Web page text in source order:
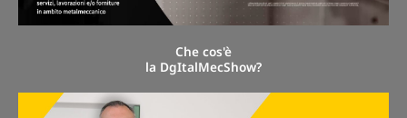
Che cos'è
la DgItalMecShow?